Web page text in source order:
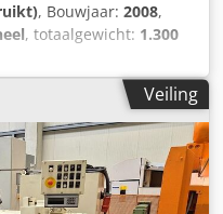
, Bouwjaar: 2008,
, totaalgewicht: 1.300
model:
, balkdoorvoer:60 mm,
werkstuklengte: 3.000
van de geleidekanaal:
HBG 10
1.300 kg
Veiling